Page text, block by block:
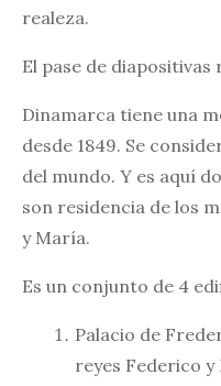
realeza.
El pase de diapositivas
Dinamarca tiene una
desde 1849. Se
del mundo. Y es aquí
son residencia de los
y María.
Es un conjunto de 4
Palacio de
reyes Federico